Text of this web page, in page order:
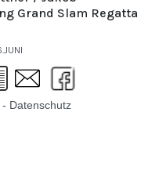
Grand Slam Regatta
- Datenschutz